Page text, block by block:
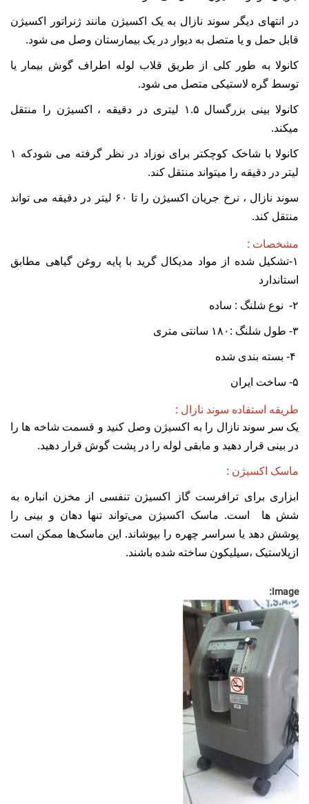
در انتهای دیگر سوند نازال به یک اکسیژن مانند ژنراتور اکسیژن
قابل حمل و یا متصل به دیوار در یک بیمارستان وصل می شود.
کانولا به طور کلی از طریق قلاب لوله اطراف گوش بیمار یا
توسط گره لاستیکی متصل می شود.
کانولا بینی بزرگسال ۱.۵ لیتری در دقیقه ، اکسیژن را منتقل
میکند.
کانولا با شاخک کوچکتر برای نوزاد در نظر گرفته می شودکه ۱
لیتر در دقیقه را میتواند منتقل کند.
سوند نازال ، نرخ جریان اکسیژن را تا ۶۰ لیتر در دقیقه می تواند
منتقل کند.
مشخصات :
۱-تشکیل شده از مواد مدیکال گرید با پایه روغن گیاهی مطابق
استاندارد
۲- نوع شلنگ : ساده
۳- طول شلنگ :۱۸۰ سانتی متری
۵- ساخت ایران
طریقه استفاده سوند نازال :
یک سر سوند نازال را به اکسیژن وصل کنید و قسمت شاخه ها را
در بینی قرار دهید و مابقی لوله را در پشت گوش قرار دهید.
ماسک اکسیژن :
ابزاری برای ترافرست گاز اکسیژن تنفسی از مخزن انباره به
شش ها است. ماسک اکسیژن می‌تواند تنها دهان و بینی را
پوشش دهد یا سراسر چهره را بپوشاند. این ماسک‌ها ممکن است
ازپلاستیک ،سیلیکون ساخته شده باشند.
Image: